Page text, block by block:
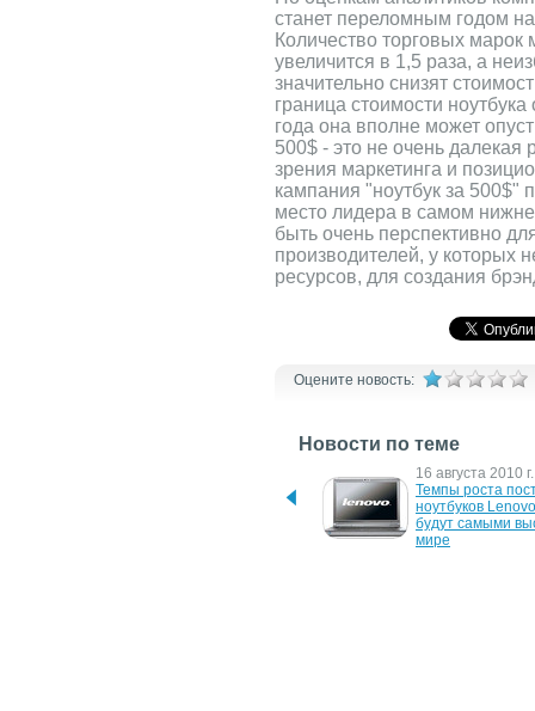
станет переломным годом
Количество торговых
увеличится в 1,5 раза, а
значительно снизят
граница стоимости
года она вполне может
500$ - это не очень далекая
зрения маркетинга и
кампания "ноутбук за 500$"
место лидера в самом
быть очень перспективно
производителей, у которых
ресурсов, для создания
Оцените новость:
Новости по теме
экспертную лабораторию
16 августа 2010 г.
Темпы роста
ноутбуков
будут самыми
мире